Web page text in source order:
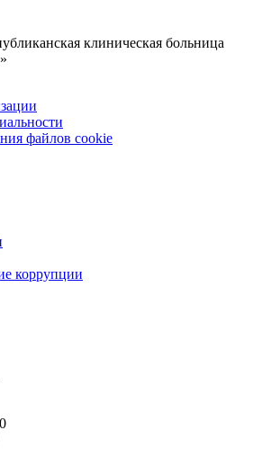
клиническая больница
файлов cookie
коррупции